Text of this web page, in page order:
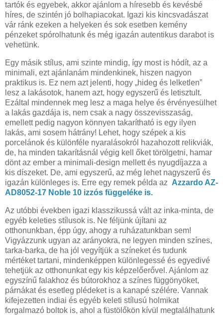
tartók és egyebek, akkor ajánlom a híresebb és kevésbé
híres, de szintén jó bolhapiacokat. Igazi kis kincsvadászat
vár ránk ezeken a helyeken és sok esetben kemény
pénzeket spórolhatunk és még igazán autentikus darabot is
vehetünk.
Egy másik stílus, ami szinte mindig, így most is hódít, az a
minimali, ezt ajánlanám mindenkinek, hiszen nagyon
praktikus is. Ez nem azt jelenti, hogy „hideg és lelketlen”
lesz a lakásotok, hanem azt, hogy egyszerű és letisztult.
Ezáltal mindennek meg lesz a maga helye és érvényesülhet
a lakás gazdája is, nem csak a nagy összevisszaság,
emellett pedig nagyon könnyen takarítható is egy ilyen
lakás, ami sosem hátrány! Lehet, hogy szépek a kis
porcelánok és különféle nyaralásokról hazahozott relikviák,
de, ha minden takarításnál végig kell őket törölgetni, hamar
dönt az ember a minimali-design mellett és nyugdíjazza a
kis díszeket. De, ami egyszerű, az még lehet nagyszerű és
igazán különleges is. Erre egy remek példa az Azzardo AZ-
AD8052-17 Noble 10 izzós függeléke is.
Az utóbbi években igazi klasszikussá vált az inka-minta, de
egyéb keleties stílusok is. Ne féljünk újítani az
otthonunkban, épp úgy, ahogy a ruházatunkban sem!
Vigyázzunk ugyan az arányokra, ne legyen minden színes,
tarka-barka, de ha jól vegyítjük a színeket és tudunk
mértéket tartani, mindenképpen különlegessé és egyedivé
tehetjük az otthonunkat egy kis képzelőerővel. Ajánlom az
egyszínű falakhoz és bútorokhoz a színes függönyöket,
párnákat és esetleg plédeket is a kanapé szélére. Vannak
kifejezetten indiai és egyéb keleti stílusú holmikat
forgalmazó boltok is, ahol a füstölőkön kívül megtalálhatunk